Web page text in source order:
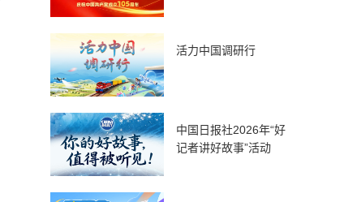
活力中国调研行
中国日报社2026年“好
记者讲好故事”活动